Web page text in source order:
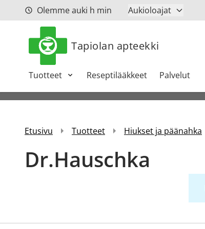
Siirry sisältöönOlemme auki h min Aukioloajat
Tapiolan apteekki
Tuotteet Reseptilääkkeet Palvelut
Etusivu Tuotteet Hiukset ja päänahka
Dr.Hauschka